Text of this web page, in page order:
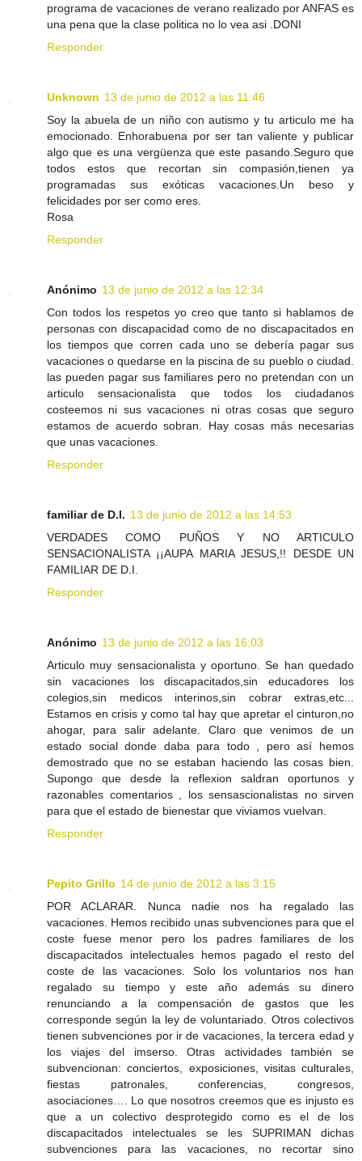
programa de vacaciones de verano realizado por ANFAS es
una pena que la clase politica no lo vea asi .DONI
Responder
Unknown 13 de junio de 2012 a las 11:46
Soy la abuela de un niño con autismo y tu articulo me ha
emocionado. Enhorabuena por ser tan valiente y publicar
algo que es una vergüenza que este pasando.Seguro que
todos estos que recortan sin compasión,tienen ya
programadas sus exóticas vacaciones.Un beso y
felicidades por ser como eres.
Rosa
Responder
Anónimo 13 de junio de 2012 a las 12:34
Con todos los respetos yo creo que tanto si hablamos de
personas con discapacidad como de no discapacitados en
los tiempos que corren cada uno se debería pagar sus
vacaciones o quedarse en la piscina de su pueblo o ciudad.
las pueden pagar sus familiares pero no pretendan con un
articulo sensacionalista que todos los ciudadanos
costeemos ni sus vacaciones ni otras cosas que seguro
estamos de acuerdo sobran. Hay cosas más necesarias
que unas vacaciones.
Responder
familiar de D.I. 13 de junio de 2012 a las 14:53
VERDADES COMO PUÑOS Y NO ARTICULO
SENSACIONALISTA ¡¡AUPA MARIA JESUS,!! DESDE UN
FAMILIAR DE D.I.
Responder
Anónimo 13 de junio de 2012 a las 16:03
Articulo muy sensacionalista y oportuno. Se han quedado
sin vacaciones los discapacitados,sin educadores los
colegios,sin medicos interinos,sin cobrar extras,etc...
Estamos en crisis y como tal hay que apretar el cinturon,no
ahogar, para salir adelante. Claro que venimos de un
estado social donde daba para todo , pero así hemos
demostrado que no se estaban haciendo las cosas bien.
Supongo que desde la reflexion saldran oportunos y
razonables comentarios , los sensascionalistas no sirven
para que el estado de bienestar que viviamos vuelvan.
Responder
Pepito Grillo 14 de junio de 2012 a las 3:15
POR ACLARAR. Nunca nadie nos ha regalado las
vacaciones. Hemos recibido unas subvenciones para que el
coste fuese menor pero los padres familiares de los
discapacitados intelectuales hemos pagado el resto del
coste de las vacaciones. Solo los voluntarios nos han
regalado su tiempo y este año además su dinero
renunciando a la compensación de gastos que les
corresponde según la ley de voluntariado. Otros colectivos
tienen subvenciones por ir de vacaciones, la tercera edad y
los viajes del imserso. Otras actividades también se
subvencionan: conciertos, exposiciones, visitas culturales,
fiestas patronales, conferencias, congresos,
asociaciones…. Lo que nosotros creemos que es injusto es
que a un colectivo desprotegido como es el de los
discapacitados intelectuales se les SUPRIMAN dichas
subvenciones para las vacaciones, no recortar sino